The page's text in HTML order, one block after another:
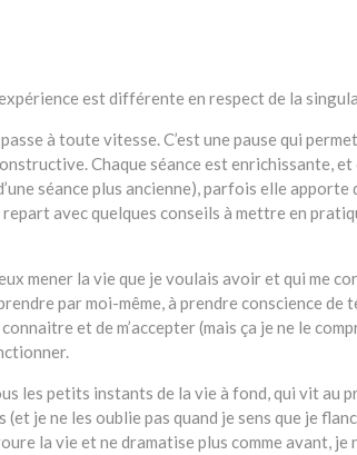
est différente en respect de la
à toute vitesse. C’est une pause qui
Chaque séance est enrichissante,
séance plus ancienne), parfois elle apporte
avec quelques conseils à mettre en
mener la vie que je voulais avoir et qui me
par moi-même, à prendre conscience de
et de m’accepter (mais ça je ne le
les petits instants de la vie à fond, qui vit au
je ne les oublie pas quand je sens que je
la vie et ne dramatise plus comme avant, je